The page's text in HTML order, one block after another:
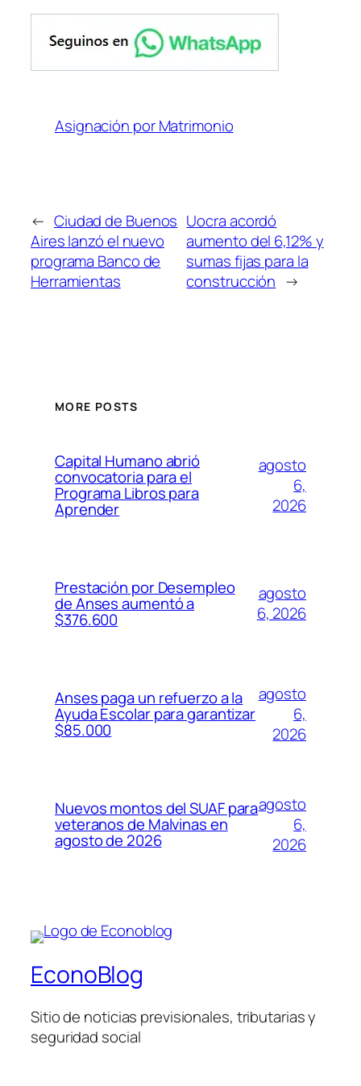
Asignación por Matrimonio
← Ciudad de Buenos
Aires lanzó el nuevo
programa Banco de
Herramientas
Uocra acordó
aumento del 6,12% y
sumas fijas para la
construcción →
MORE POSTS
Capital Humano abrió
convocatoria para el
Programa Libros para
Aprender
agosto
6,
2026
Prestación por Desempleo
de Anses aumentó a
$376.600
agosto
6, 2026
Anses paga un refuerzo a la
Ayuda Escolar para garantizar
$85.000
agosto
6,
2026
Nuevos montos del SUAF para
veteranos de Malvinas en
agosto de 2026
agosto
6,
2026
EconoBlog
Sitio de noticias previsionales, tributarias y
seguridad social